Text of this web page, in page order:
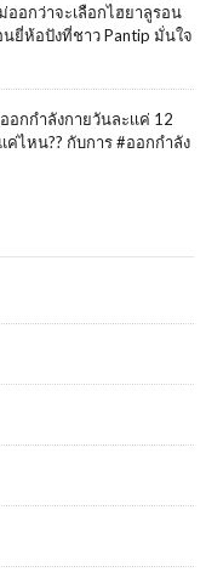
ออกว่าจะเลือกไฮยาลูรอน
ยี่ห้อปังที่ชาว Pantip มั่นใจ
กกำลังกายวันละเเค่ 12
ค่ไหน?? กับการ #ออกกำลัง